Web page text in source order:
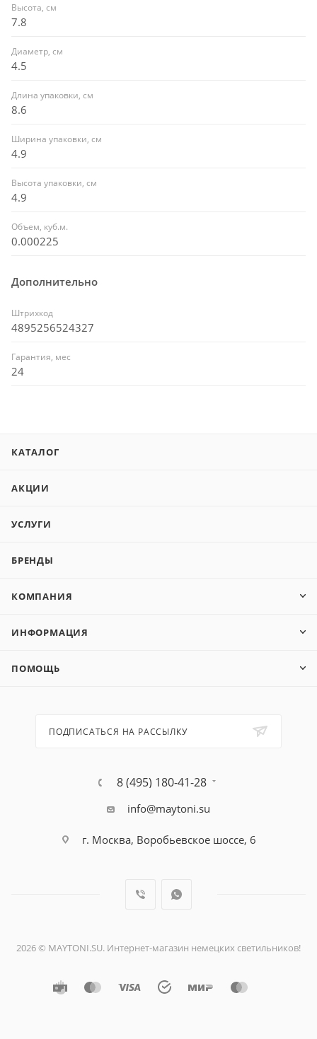
Высота, см
7.8
Диаметр, см
4.5
Длина упаковки, см
8.6
Ширина упаковки, см
4.9
Высота упаковки, см
4.9
Объем, куб.м.
0.000225
Дополнительно
Штрихкод
4895256524327
Гарантия, мес
24
КАТАЛОГ
АКЦИИ
УСЛУГИ
БРЕНДЫ
КОМПАНИЯ
ИНФОРМАЦИЯ
ПОМОЩЬ
ПОДПИСАТЬСЯ НА РАССЫЛКУ
8 (495) 180-41-28
info@maytoni.su
г. Москва, Воробьевское шоссе, 6
2026 © MAYTONI.SU. Интернет-магазин немецких светильников!